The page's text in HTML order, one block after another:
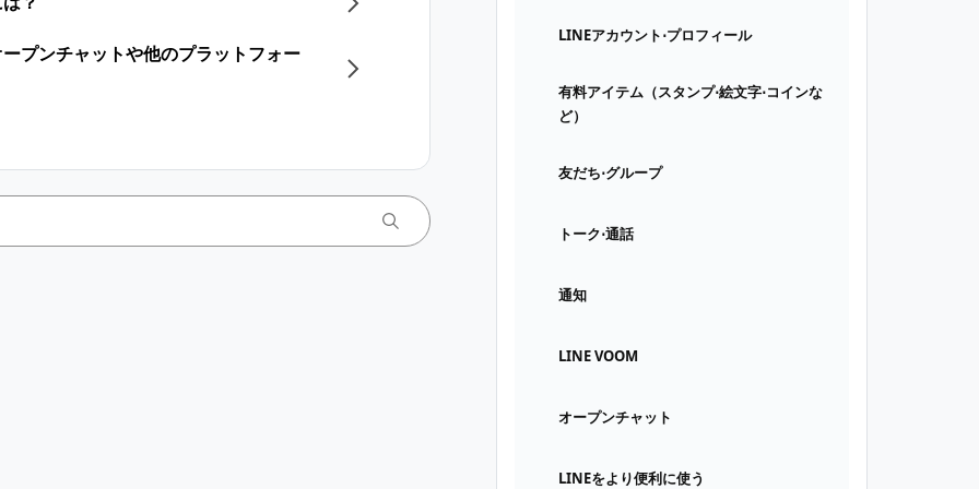
LINEアカウント⋅プロフィール
有料アイテム（スタンプ⋅絵文字⋅コインな
ど）
友だち⋅グループ
トーク⋅通話
通知
LINE VOOM
オープンチャット
LINEをより便利に使う
プンチャットや他のプラットフォー